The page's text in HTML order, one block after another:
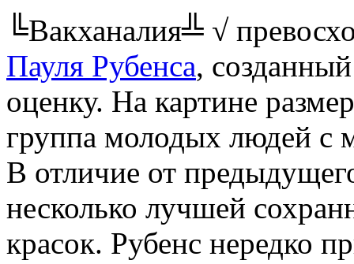
╚Вакханалия╩ √
Пауля Рубенса,
оценку. На картине
группа молодых людей с
В отличие от
несколько лучшей
красок. Рубенс нередко